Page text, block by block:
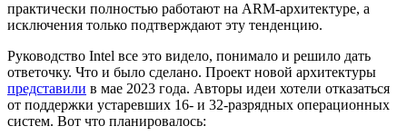
практически полностью работают на ARM-архитектуре, а
исключения только подтверждают эту тенденцию.
Руководство Intel все это видело, понимало и решило дать
ответочку. Что и было сделано. Проект новой архитектуры
представили в мае 2023 года. Авторы идеи хотели отказаться
от поддержки устаревших 16- и 32-разрядных операционных
систем. Вот что планировалось: